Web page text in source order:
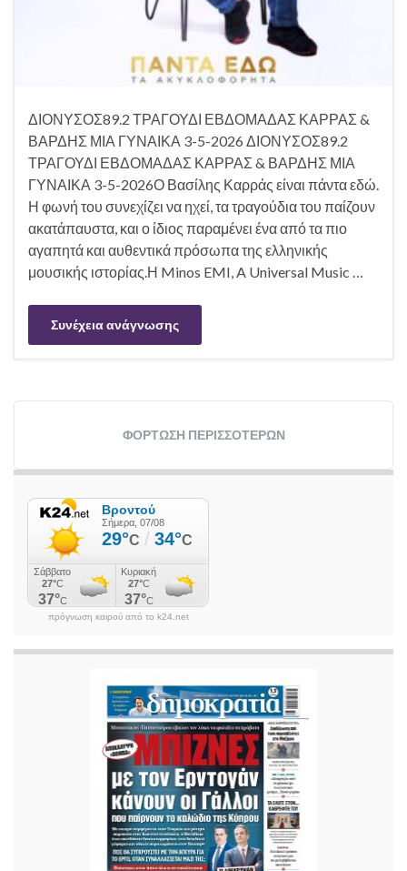
ΔΙΟΝΥΣΟΣ89.2 ΤΡΑΓΟΥΔΙ ΕΒΔΟΜΑΔΑΣ ΚΑΡΡΑΣ &
ΒΑΡΔΗΣ ΜΙΑ ΓΥΝΑΙΚΑ 3-5-2026 ΔΙΟΝΥΣΟΣ89.2
ΤΡΑΓΟΥΔΙ ΕΒΔΟΜΑΔΑΣ ΚΑΡΡΑΣ & ΒΑΡΔΗΣ ΜΙΑ
ΓΥΝΑΙΚΑ 3-5-2026Ο Βασίλης Καρράς είναι πάντα εδώ.
Η φωνή του συνεχίζει να ηχεί, τα τραγούδια του παίζουν
ακατάπαυστα, και ο ίδιος παραμένει ένα από τα πιο
αγαπητά και αυθεντικά πρόσωπα της ελληνικής
μουσικής ιστορίας.Η Minos EMI, A Universal Music …
Συνέχεια ανάγνωσης
ΦΌΡΤΩΣΗ ΠΕΡΙΣΣΌΤΕΡΩΝ
πρόγνωση καιρού από το k24.net